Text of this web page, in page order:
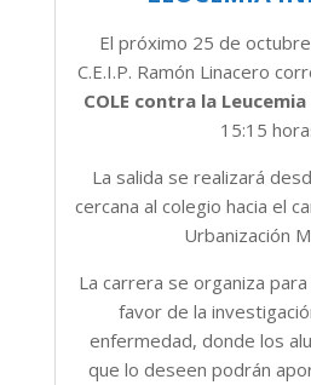
El próximo 25 de
C.E.I.P. Ramón Linacero
COLE contra la
15:15
La salida se realizará
cercana al colegio hacia el
Urbanización
La carrera se organiza
favor de la
enfermedad, donde los
que lo deseen podrán